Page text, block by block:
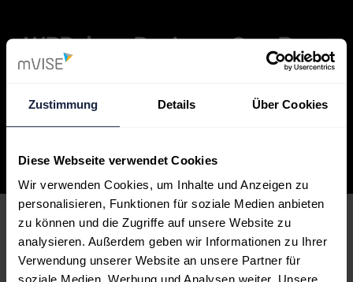
Zustimmung Details Über Cookies
Diese Webseite verwendet Cookies
Wir verwenden Cookies, um Inhalte und Anzeigen zu
personalisieren, Funktionen für soziale Medien anbieten
zu können und die Zugriffe auf unsere Website zu
analysieren. Außerdem geben wir Informationen zu Ihrer
Verwendung unserer Website an unsere Partner für
WPBakery Business One-Page
More projects